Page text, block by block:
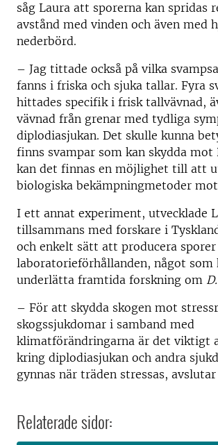
såg Laura att sporerna kan spridas
avstånd med vinden och även med
nederbörd.
– Jag tittade också på vilka
fanns i friska och sjuka tallar. Fyra
hittades specifik i frisk tallvävnad,
vävnad från grenar med tydliga
diplodiasjukan. Det skulle kunna
finns svampar som kan skydda mot
kan det finnas en möjlighet till att
biologiska bekämpningmetoder
I ett annat experiment, utvecklade
tillsammans med forskare i
och enkelt sätt att producera
laboratorieförhållanden, något som
underlätta framtida forskning om
– För att skydda skogen mot
skogssjukdomar i samband med
klimatförändringarna är det viktigt
kring diplodiasjukan och andra
gynnas när träden stressas, avslutar
Relaterade sidor: